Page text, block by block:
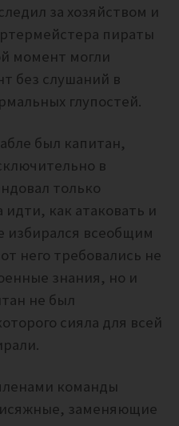
за хозяйством и
пираты
момент могли
без слушаний в
глупостей.
был капитан,
в
только
как атаковать и
избирался всеобщим
него требовались не
знания, но и
не был
сияла для всей
команды
заменяющие